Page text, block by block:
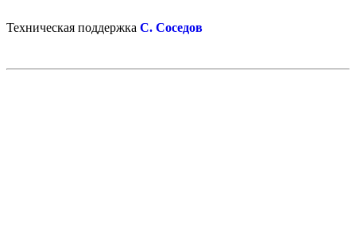
Техническая поддержка С. Соседов